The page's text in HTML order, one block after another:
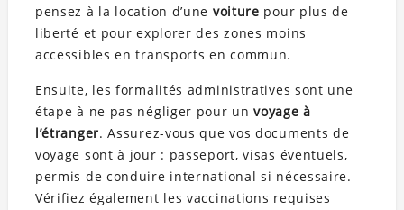
pensez à la location d’une voiture pour plus de
liberté et pour explorer des zones moins
accessibles en transports en commun.
Ensuite, les formalités administratives sont une
étape à ne pas négliger pour unvoyage à
l’étranger. Assurez-vous que vos documents de
voyage sont à jour : passeport, visas éventuels,
permis de conduire international si nécessaire.
Vérifiez également les vaccinations requises